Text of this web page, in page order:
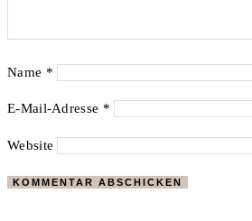
Name *
E-Mail-Adresse *
Website